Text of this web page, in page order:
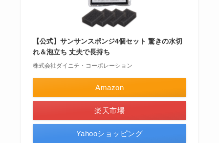
【公式】サンサンスポンジ4個セット 驚きの水切
れ＆泡立ち 丈夫で長持ち
株式会社ダイニチ・コーポレーション
Amazon
楽天市場
Yahooショッピング